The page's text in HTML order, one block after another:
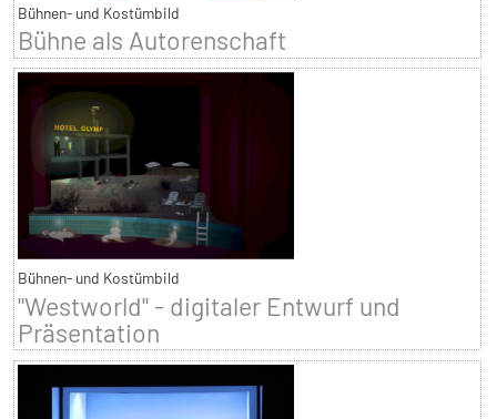
Bühnen- und Kostümbild
Bühne als Autorenschaft
Bühnen- und Kostümbild
"Westworld" - digitaler Entwurf und
Präsentation